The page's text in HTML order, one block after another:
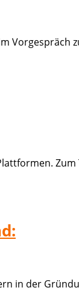
Vorgespräch
Zum
in der